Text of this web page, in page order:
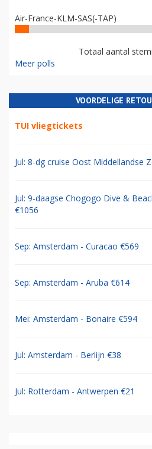
Air-France-KLM-SAS(-TAP)
Totaal aantal
Meer polls
VOORDELIGE
TUI vliegtickets
Jul: 8-dg cruise Oost Middellandse
Jul: 9-daagse Chogogo Dive &
€1056
Sep: Amsterdam - Curacao €569
Sep: Amsterdam - Aruba €614
Mei: Amsterdam - Bonaire €594
Jul: Amsterdam - Berlijn €38
Jul: Rotterdam - Antwerpen €21